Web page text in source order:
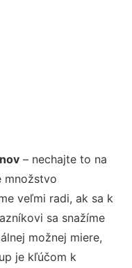
– nechajte to na
množstvo
veľmi radi, ak sa k
sa snažíme
možnej miere,
je kľúčom k